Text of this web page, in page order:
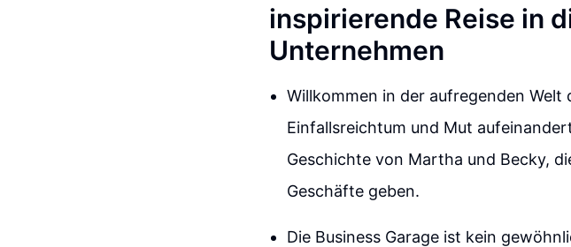
inspirierende Reise in
Unternehmen
Willkommen in der aufregenden
Einfallsreichtum und Mut
Geschichte von Martha und Becky,
Geschäfte geben.
Die Business Garage ist kein